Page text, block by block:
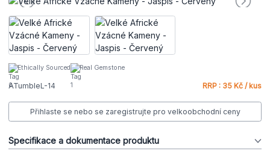
Ethically Sourced Real Gemstone
ATumbleL-14 RRP : 35 Kč / kus
Přihlaste se nebo se zaregistrujte pro velkoobchodní ceny
Specifikace a dokumentace produktu